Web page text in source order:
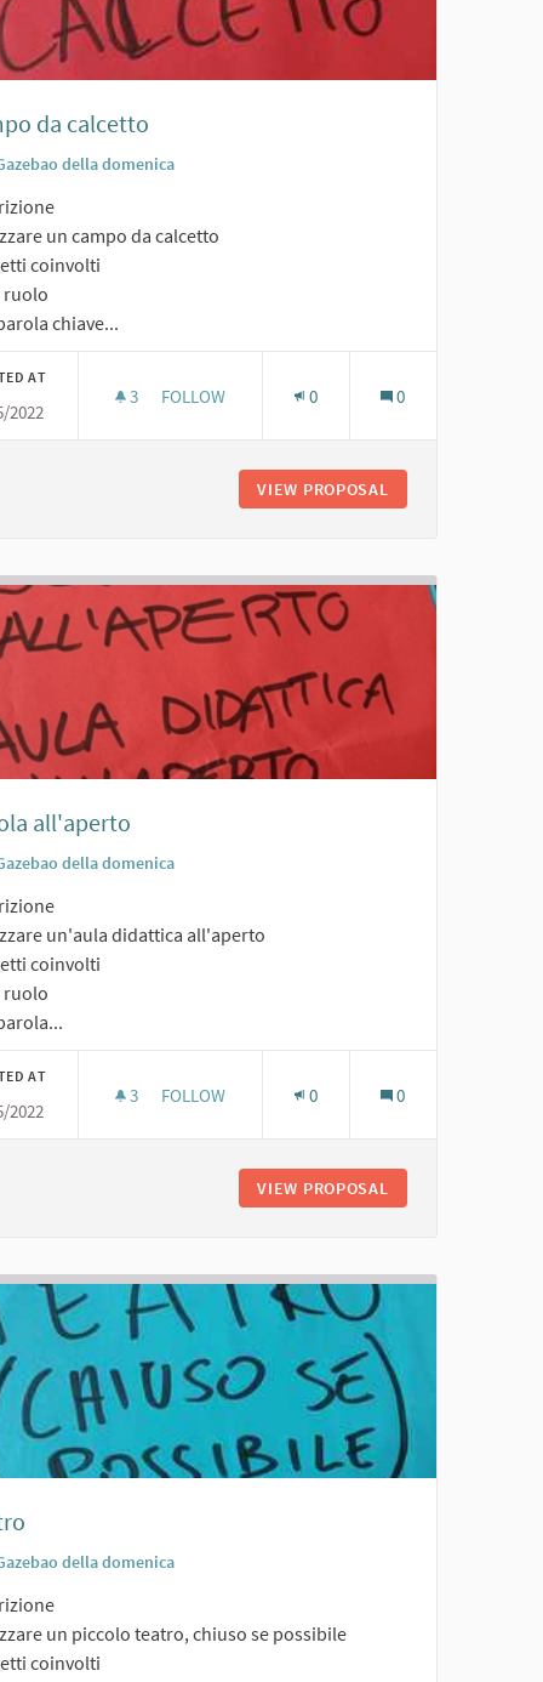
da calcetto
della domenica
un campo da calcetto
coinvolti
ruolo
chiave...
AT
2022
3 3 FOLLOWERS
FOLLOW 0 0
VIEW PROPOSAL
all'aperto
della domenica
un'aula didattica all'aperto
coinvolti
ruolo
AT
2022
3 3 FOLLOWERS
FOLLOW 0 0
VIEW PROPOSAL
della domenica
un piccolo teatro, chiuso se possibile
coinvolti